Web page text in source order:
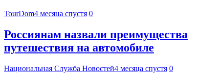
TourDom4 месяца спустя 0
Россиянам назвали преимущества
путешествия на автомобиле
Национальная Служба Новостей4 месяца спустя 0